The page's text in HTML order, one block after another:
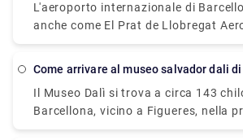
boccone nel vivace mercato della
sdraiati e rilassati sulla sabbia della
mentre ammiri il paesaggio
pisolino, dirigiti verso Las Ramblas o
Gotico per vedere la serata. Se sei
di calcio, devi visitare lo stadio Camp
L'aeroporto internazionale di
anche come El Prat de Llobregat
Barcelona Aeroport) si trova a 13
questa abbreviazione durante la
Come arrivare al museo salvador dali
Il Museo Dalì si trova a circa 143
Barcellona, vicino a Figueres, nella
Girona. Dopo il Prado, il Museo Dalì